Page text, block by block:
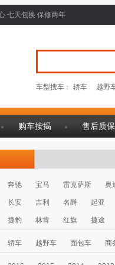
七天包换 保修两年
车型搜车： 轿车 越野
购车按揭 售后质保
奔驰 宝马 雷克萨斯 奥
长安 吉利 名爵 起亚
捷豹 林肯 红旗 捷途
轿车 越野车 面包车 商